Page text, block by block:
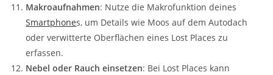
Makroaufnahmen: Nutze die Makrofunktion deines
Smartphones, um Details wie Moos auf dem Autodach
oder verwitterte Oberflächen eines Lost Places zu
erfassen.
Nebel oder Rauch einsetzen: Bei Lost Places kann